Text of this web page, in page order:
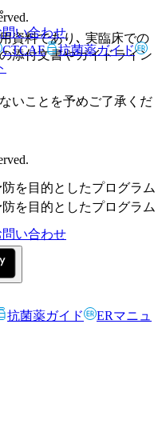
問い合わせ
CTCAE
抗菌薬ガイド
を目的としたプログラム
問い合わせ
資料であり､ 実臨床での
添付文書やガイドライン
いことを予めご了承くだ
を目的としたプログラム
抗菌薬ガイド
ERマニュ